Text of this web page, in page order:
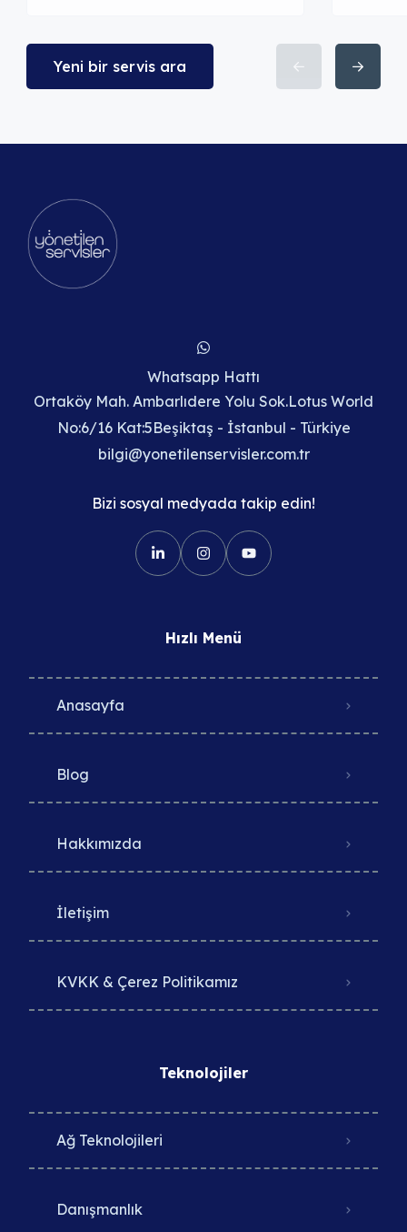
Yeni bir servis ara
Whatsapp Hattı
Ortaköy Mah. Ambarlıdere Yolu Sok.Lotus World
No:6/16 Kat:5Beşiktaş - İstanbul - Türkiye
bilgi@yonetilenservisler.com.tr
Bizi sosyal medyada takip edin!
Hızlı Menü
Anasayfa
Blog
Hakkımızda
İletişim
KVKK & Çerez Politikamız
Teknolojiler
Ağ Teknolojileri
Danışmanlık